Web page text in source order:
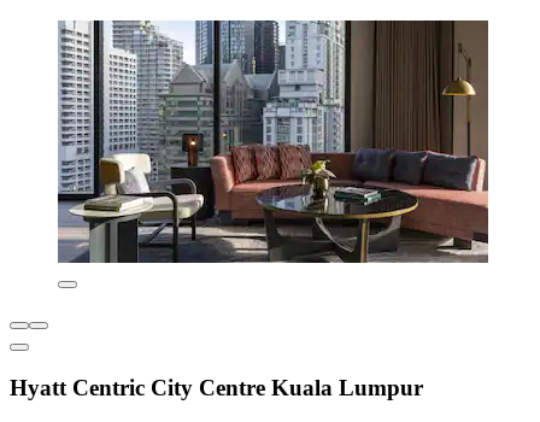
Hyatt Centric City Centre Kuala Lumpur